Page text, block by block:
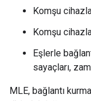
Komşu
Komşu
Eşlerle
sayaçları,
MLE, bağlantı